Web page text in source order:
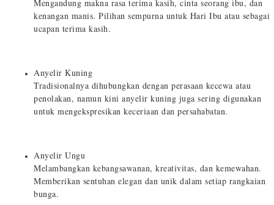
Mengandung makna rasa terima kasih, cinta seorang ibu, dan
kenangan manis. Pilihan sempurna untuk Hari Ibu atau sebagai
ucapan terima kasih.
Anyelir Kuning
Tradisionalnya dihubungkan dengan perasaan kecewa atau
penolakan, namun kini anyelir kuning juga sering digunakan
untuk mengekspresikan keceriaan dan persahabatan.
Anyelir Ungu
Melambangkan kebangsawanan, kreativitas, dan kemewahan.
Memberikan sentuhan elegan dan unik dalam setiap rangkaian
bunga.